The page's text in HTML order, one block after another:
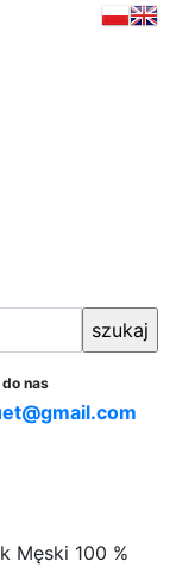
nas
Męski 100 %